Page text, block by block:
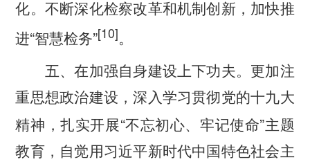
化。不断深化检察改革和机制创新，加快推
进“智慧检务”[10]。
五、在加强自身建设上下功夫。 更加注
重思想政治建设，深入学习贯彻党的十九大
精神，扎实开展“不忘初心、牢记使命”主题
教育，自觉用习近平新时代中国特色社会主